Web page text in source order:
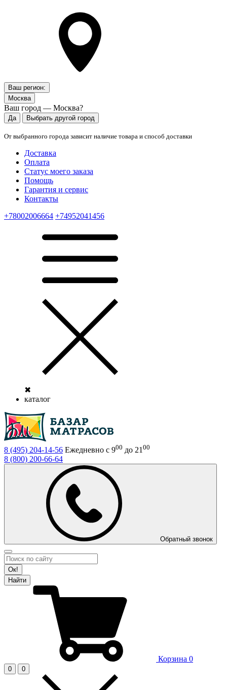
Ваш регион:
Москва
Ваш город — Москва?
Да Выбрать другой город
От выбранного города зависит наличие товара и способ доставки
Доставка
Оплата
Статус моего заказа
Помощь
Гарантия и сервис
Контакты
+78002006664 +74952041456
✖
каталог
8 (495) 204-14-56 Ежедневно с 900 до 21 00
8 (800) 200-66-64
Обратный звонок
Ок!
Найти
Корзина 0
0 0